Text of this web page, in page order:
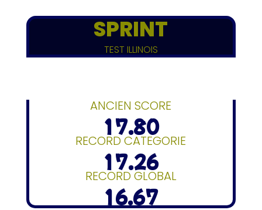
SPRINT
TEST ILLINOIS
ANCIEN SCORE
17.80
RECORD CATEGORIE
17.26
RECORD GLOBAL
16.67